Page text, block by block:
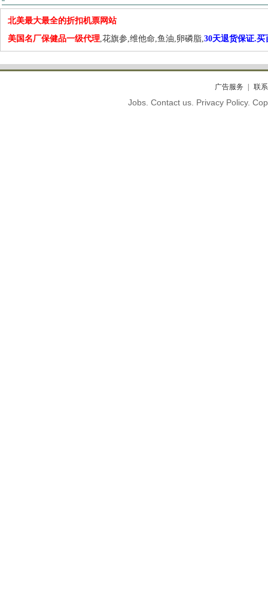
北美最大最全的折扣机票网站
美国名厂保健品一级代理,花旗参,维他命,鱼油,卵磷脂,30天退货保证.买
广告服务 联
Jobs. Contact us. Privacy Policy.